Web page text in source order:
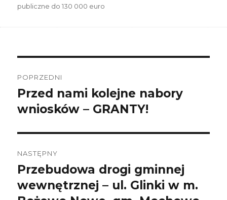
publikacji
publiczne do 130 000 euro
wpisu
POPRZEDNI
Poprzedni
wpis:
Przed nami kolejne nabory
wniosków – GRANTY!
NASTĘPNY
Następny
wpis:
Przebudowa drogi gminnej
wewnętrznej – ul. Glinki w m.